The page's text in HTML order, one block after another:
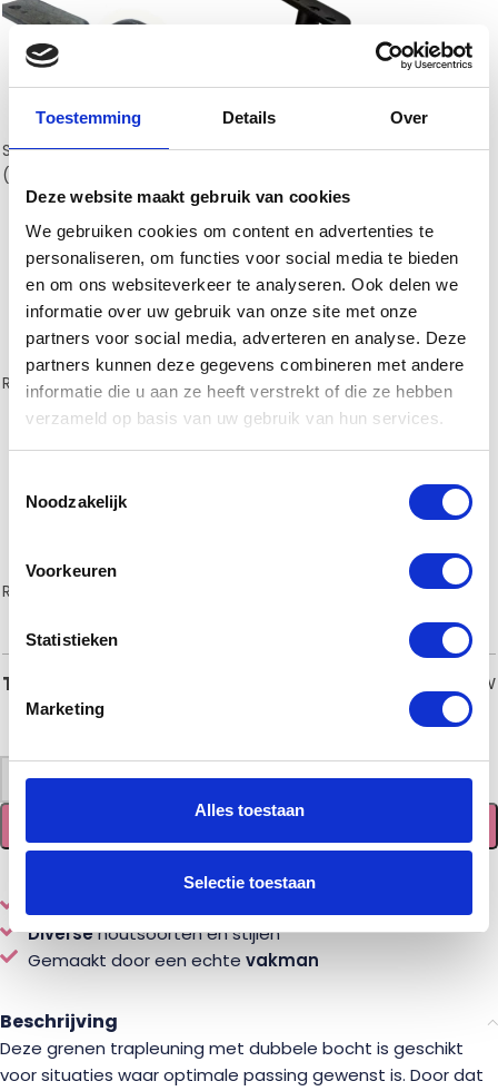
Toestemming Details Over
Deze website maakt gebruik van cookies
We gebruiken cookies om content en advertenties te
personaliseren, om functies voor social media te bieden
en om ons websiteverkeer te analyseren. Ook delen we
informatie over uw gebruik van onze site met onze
partners voor social media, adverteren en analyse. Deze
partners kunnen deze gegevens combineren met andere
informatie die u aan ze heeft verstrekt of die ze hebben
verzameld op basis van uw gebruik van hun services.
Noodzakelijk
Voorkeuren
Statistieken
Marketing
Alles toestaan
Selectie toestaan
Staal robuust model GR
(€11,50)
RVS Zwart type GR(€15,00)
RVS Wit type GR(€15,00) RVS Grijs type GR (€17,50)
RVS Type IR Brons/koper type JR(€21,00)
Totaal incl. BTW
+
Diversehoutsoorten en stijlen
Gemaakt door een echte vakman
Beschrijving
Deze grenen trapleuning met dubbele bocht is geschikt
voor situaties waar optimale passing gewenst is. Door dat